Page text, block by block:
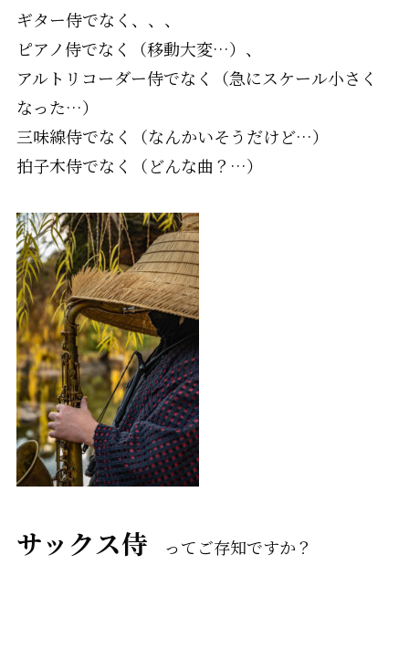
ギター侍でなく、、、
ピアノ侍でなく（移動大変…）、
アルトリコーダー侍でなく（急にスケール小さく
なった…）
三味線侍でなく（なんかいそうだけど…）
拍子木侍でなく（どんな曲？…）
サックス侍 ってご存知ですか？